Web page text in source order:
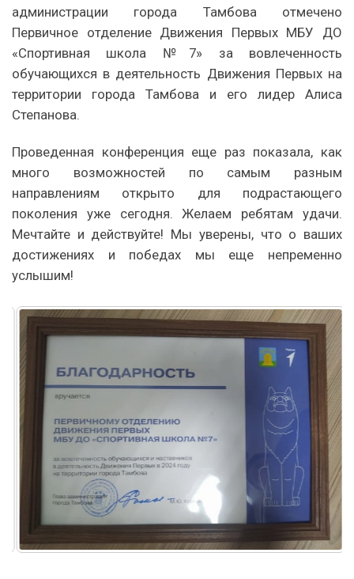
администрации города Тамбова отмечено
Первичное отделение Движения Первых МБУ ДО
«Спортивная школа №7» за вовлеченность
обучающихся в деятельность Движения Первых на
территории города Тамбова и его лидер Алиса
Степанова.
Проведенная конференция еще раз показала, как
много возможностей по самым разным
направлениям открыто для подрастающего
поколения уже сегодня. Желаем ребятам удачи.
Мечтайте и действуйте! Мы уверены, что о ваших
достижениях и победах мы еще непременно
услышим!